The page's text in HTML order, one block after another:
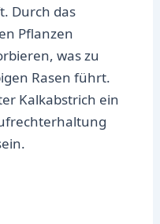
Durch das
Pflanzen
was zu
Rasen führt.
Kalkabstrich ein